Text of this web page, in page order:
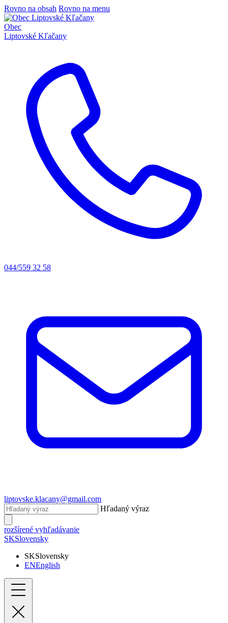
Rovno na obsah Rovno na menu
Obec
Liptovské Kľačany
044/559 32 58
liptovske.klacany@gmail.com
Hľadaný výraz
rozšírené vyhľadávanie
SKSlovensky
SKSlovensky
ENEnglish